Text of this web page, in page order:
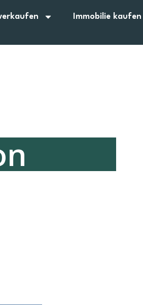
Immobilie kaufen